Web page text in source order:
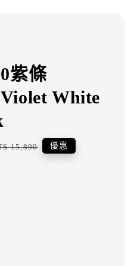
紫條
White
15,800 優惠